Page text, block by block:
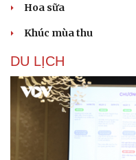
Hoa sữa
Khúc mùa thu
DU LỊCH